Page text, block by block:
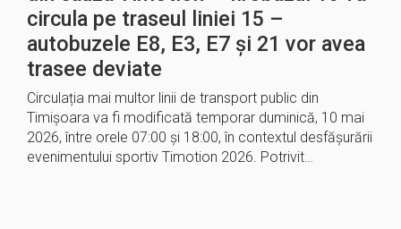
circula pe traseul liniei 15 –
autobuzele E8, E3, E7 și 21 vor avea
trasee deviate
Circulația mai multor linii de transport public din
Timișoara va fi modificată temporar duminică, 10 mai
2026, între orele 07:00 și 18:00, în contextul desfășurării
evenimentului sportiv Timotion 2026. Potrivit…